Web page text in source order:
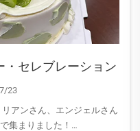
・セレブレーション
23
アンさん、エンジェルさん
集まりました！